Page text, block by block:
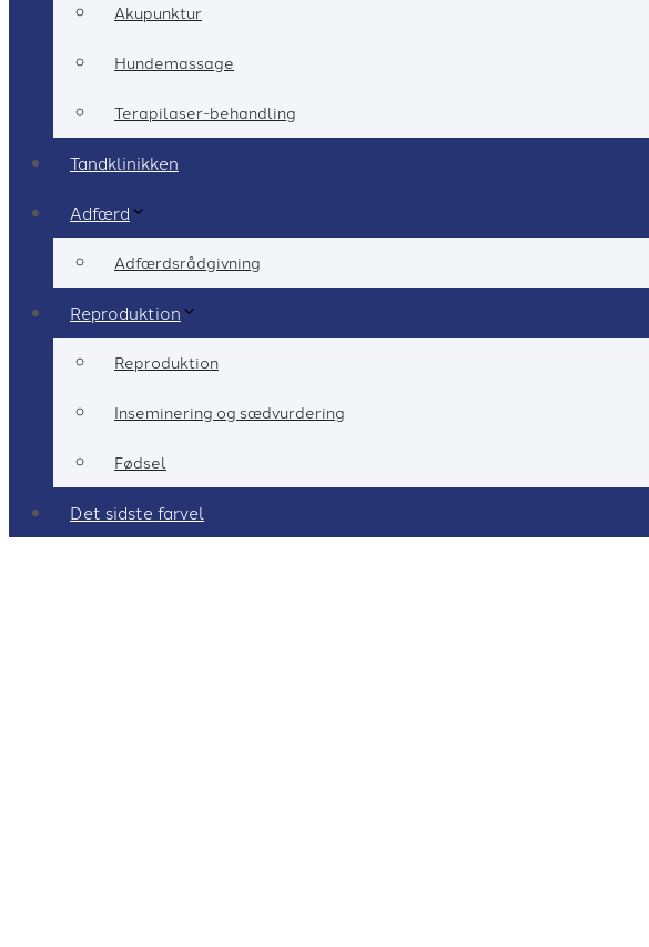
Akupunktur
Hundemassage
Terapilaser-behandling
Tandklinikken
Adfærd
Adfærdsrådgivning
Reproduktion
Reproduktion
Inseminering og sædvurdering
Fødsel
Det sidste farvel